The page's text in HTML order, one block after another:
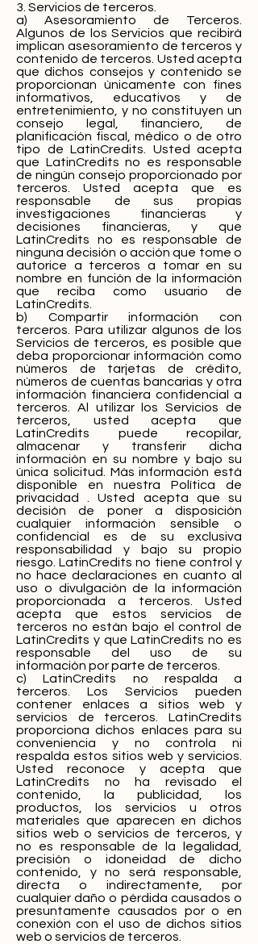
3. Servicios de terceros.
a) Asesoramiento de Terceros.
Algunos de los Servicios que recibirá
implican asesoramiento de terceros y
contenido de terceros. Usted acepta
que dichos consejos y contenido se
proporcionan únicamente con fines
informativos, educativos y de
entretenimiento, y no constituyen un
consejo legal, financiero, de
planificación fiscal, médico o de otro
tipo de LatinCredits. Usted acepta
que LatinCredits no es responsable
de ningún consejo proporcionado por
terceros. Usted acepta que es
responsable de sus propias
investigaciones financieras y
decisiones financieras, y que
LatinCredits no es responsable de
ninguna decisión o acción que tome o
autorice a terceros a tomar en su
nombre en función de la información
que reciba como usuario de
LatinCredits.
b) Compartir información con
terceros. Para utilizar algunos de los
Servicios de terceros, es posible que
deba proporcionar información como
números de tarjetas de crédito,
números de cuentas bancarias y otra
información financiera confidencial a
terceros. Al utilizar los Servicios de
terceros, usted acepta que
LatinCredits puede recopilar,
almacenar y transferir dicha
información en su nombre y bajo su
única solicitud. Más información está
disponible en nuestra Política de
privacidad . Usted acepta que su
decisión de poner a disposición
cualquier información sensible o
confidencial es de su exclusiva
responsabilidad y bajo su propio
riesgo. LatinCredits no tiene control y
no hace declaraciones en cuanto al
uso o divulgación de la información
proporcionada a terceros. Usted
acepta que estos servicios de
terceros no están bajo el control de
LatinCredits y que LatinCredits no es
responsable del uso de su
información por parte de terceros.
c) LatinCredits no respalda a
terceros. Los Servicios pueden
contener enlaces a sitios web y
servicios de terceros. LatinCredits
proporciona dichos enlaces para su
conveniencia y no controla ni
respalda estos sitios web y servicios.
Usted reconoce y acepta que
LatinCredits no ha revisado el
contenido, la publicidad, los
productos, los servicios u otros
materiales que aparecen en dichos
sitios web o servicios de terceros, y
no es responsable de la legalidad,
precisión o idoneidad de dicho
contenido, y no será responsable,
directa o indirectamente, por
cualquier daño o pérdida causados ​​o
presuntamente causados ​​por o en
conexión con el uso de dichos sitios
web o servicios de terceros.